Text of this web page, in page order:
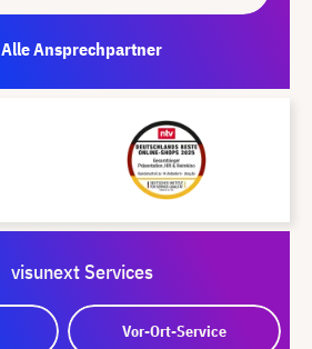
Alle Ansprechpartner
visunext Services
Vor-Ort-Service